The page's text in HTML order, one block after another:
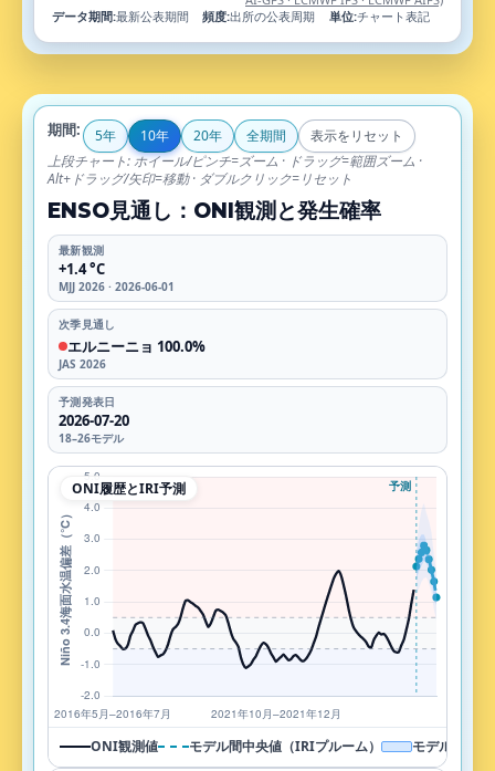
データ期間:最新公表期間 頻度:出所の公表周期 単位:チャート表記
期間: 5年 10年 20年 全期間
表示をリセット
上段チャート: ホイール/ピンチ=ズーム · ドラッグ=範囲ズーム ·
Alt+ドラッグ/矢印=移動 · ダブルクリック=リセット
上段の表示期間: 2016年5月–2016年7月 – 2027年3月–2027年
ENSO見通し：ONI観測と発生確率
最新観測
+1.4 °C
MJJ 2026 · 2026-06-01
次季見通し
エルニーニョ 100.0%
JAS 2026
予測発表日
2026-07-20
18–26モデル
ENSO見通し：ONI観測と発生確率. 上段はNOAA CPCの
ONI履歴とIRI予測
ONI観測値 モデル間中央値（IRIプルーム） モデル間中